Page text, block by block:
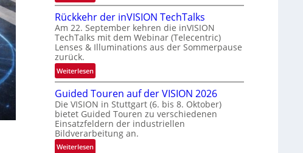
U
n
b
e
g
r
e
z
t
e
M
ö
Rückkehr der inVISION TechTalks
Am 22. September kehren die inVISION
TechTalks mit dem Webinar (Telecentric)
Lenses & Illuminations aus der Sommerpause
zurück.
Weiterlesen:
R
ü
c
k
k
e
h
Guided Touren auf der VISION 2026
Die VISION in Stuttgart (6. bis 8. Oktober)
bietet Guided Touren zu verschiedenen
Einsatzfeldern der industriellen
Bildverarbeitung an.
Weiterlesen: